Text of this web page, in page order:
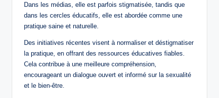
Dans les médias, elle est parfois stigmatisée, tandis que
dans les cercles éducatifs, elle est abordée comme une
pratique saine et naturelle.
Des initiatives récentes visent à normaliser et déstigmatiser
la pratique, en offrant des ressources éducatives fiables.
Cela contribue à une meilleure compréhension,
encourageant un dialogue ouvert et informé sur la sexualité
et le bien-être.